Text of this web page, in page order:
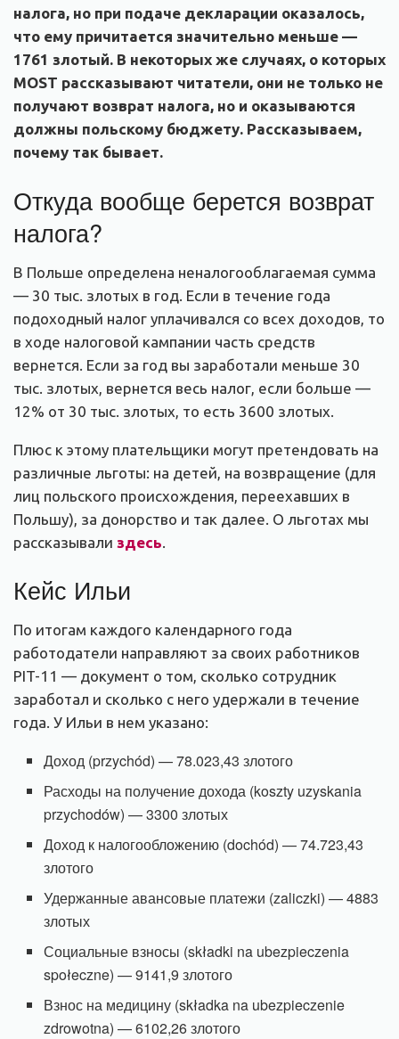
налога, но при подаче декларации оказалось,
что ему причитается значительно меньше —
1761 злотый. В некоторых же случаях, о которых
MOST рассказывают читатели, они не только не
получают возврат налога, но и оказываются
должны польскому бюджету. Рассказываем,
почему так бывает.
Откуда вообще берется возврат
налога?
В Польше определена неналогооблагаемая сумма
— 30 тыс. злотых в год. Если в течение года
подоходный налог уплачивался со всех доходов, то
в ходе налоговой кампании часть средств
вернется. Если за год вы заработали меньше 30
тыс. злотых, вернется весь налог, если больше —
12% от 30 тыс. злотых, то есть 3600 злотых.
Плюс к этому плательщики могут претендовать на
различные льготы: на детей, на возвращение (для
лиц польского происхождения, переехавших в
Польшу), за донорство и так далее. О льготах мы
рассказывали здесь
Кейс Ильи
По итогам каждого календарного года
работодатели направляют за своих работников
PIT-11 — документ о том, сколько сотрудник
заработал и сколько с него удержали в течение
года. У Ильи в нем указано:
Доход (przychód) — 78.023,43 злотого
Расходы на получение дохода (koszty uzyskania
przychodów) — 3300 злотых
Доход к налогообложению (dochód) — 74.723,43
злотого
Удержанные авансовые платежи (zaliczki) — 4883
злотых
Социальные взносы (składki na ubezpieczenia
społeczne) — 9141,9 злотого
Взнос на медицину (składka na ubezpieczenie
zdrowotna) — 6102,26 злотого